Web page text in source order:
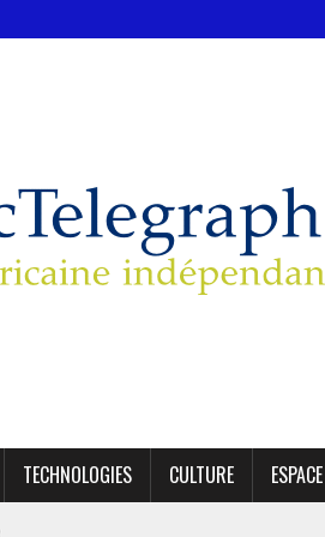
TECHNOLOGIES CULTURE